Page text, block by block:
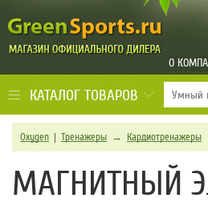
О
КАТАЛОГ ТОВАРОВ
Oxygen | Тренажеры → Кардиотренажеры
МАГНИТНЫЙ